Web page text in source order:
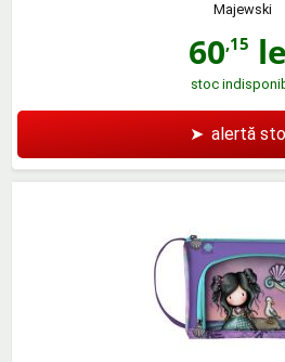
Majewski
60,15
stoc
➤ alertă